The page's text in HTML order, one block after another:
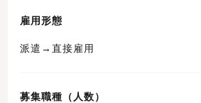
雇用形態
派遣→直接雇用
募集職種（人数）